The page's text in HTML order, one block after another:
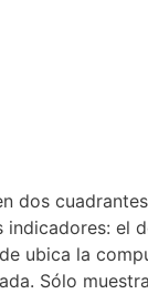
dos
el
ubica la
Sólo